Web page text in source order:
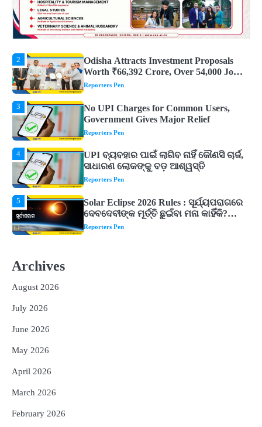
2
Odisha Attracts Investment Proposals
Worth ₹66,392 Crore, Over 54,000 Jobs
Expected
3
No UPI Charges for Common Users,
Government Gives Major Relief
Reporters Pen
4
UPI ବ୍ୟବହାର ପାଇଁ ଲାଗିବ ନାହିଁ କୌଣସି ଚାର୍ଜ,
ସାଧାରଣ ଲୋକଙ୍କୁ ବଡ଼ ଆଶ୍ୱସ୍ତି
Reporters Pen
5
Solar Eclipse 2026 Rules : ସୂର୍ଯ୍ୟପରାଗରେ
ଦେବଦେବୀଙ୍କ ମୂର୍ତ୍ତି ଛୁଇଁବା ମନା କାହିଁକି?
ଜାଣନ୍ତୁ ଏହା ପଛରେ ଥିବା ଧାର୍ମିକ ମାନ୍ୟତା
Reporters Pen
1
Dreaming of Gold, Peacock or Temple?
Know What These 5 Auspicious Dreams
Are Believed to Mean
Reporters Pen
4
5
Archives
August 2026
July 2026
June 2026
May 2026
April 2026
March 2026
February 2026